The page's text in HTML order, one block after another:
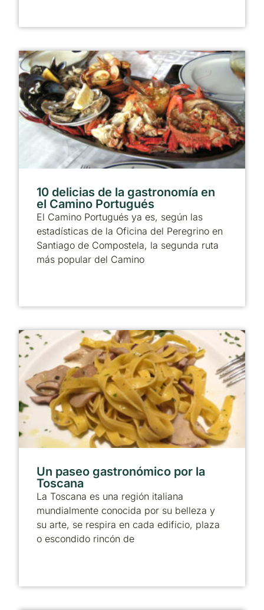
10 delicias de la gastronomía en
el Camino Portugués
El Camino Portugués ya es, según las
estadísticas de la Oficina del Peregrino en
Santiago de Compostela, la segunda ruta
más popular del Camino
Un paseo gastronómico por la
Toscana
La Toscana es una región italiana
mundialmente conocida por su belleza y
su arte, se respira en cada edificio, plaza
o escondido rincón de